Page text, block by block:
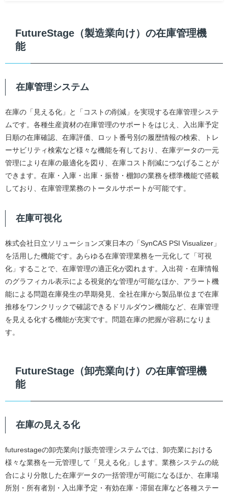
FutureStage（製造業向け）の在庫管理機
能
在庫管理システム
在庫の「見える化」と「コストの削減」を実現する在庫管理システ
ムです。各種生産資材の在庫管理のサポートをはじえ、入出庫予定
日順の在庫確認、在庫評価、ロット番号別の履歴情報の検索、トレ
ーサビリティ検索など様々な機能を有しており、在庫データの一元
管理により在庫の最適化を図り、在庫コスト削減につなげることが
できます。在庫・入庫・出庫・振替・棚卸の業務を標準機能で搭載
しており、在庫管理業務のトータルサポートが可能です。
在庫可視化
株式会社日立ソリューションズ東日本の「SynCAS PSI Visualizer」
を活用した機能です。あらゆる在庫管理業務を一元化して「可視
化」することで、在庫管理の適正化が図れます。入出荷・在庫情報
のグラフィカル表示による視覚的な管理が可能なほか、アラート機
能による問題在庫発生の早期発見、全社在庫から製品単位まで在庫
推移をワンクリックで確認できるドリルダウン機能など、在庫管理
を見える化する機能が充実です。問題在庫の把握が容易になりま
す。
FutureStage（卸売業向け）の在庫管理機
能
在庫の見える化
futurestageの卸売業向け販売管理システムでは、卸売業における
様々な業務を一元管理して「見える化」します。業務システムの統
合により分散した在庫データの一括管理が可能になるほか、在庫場
所別・所有者別・入出庫予定・有効在庫・滞留在庫など各種ステー